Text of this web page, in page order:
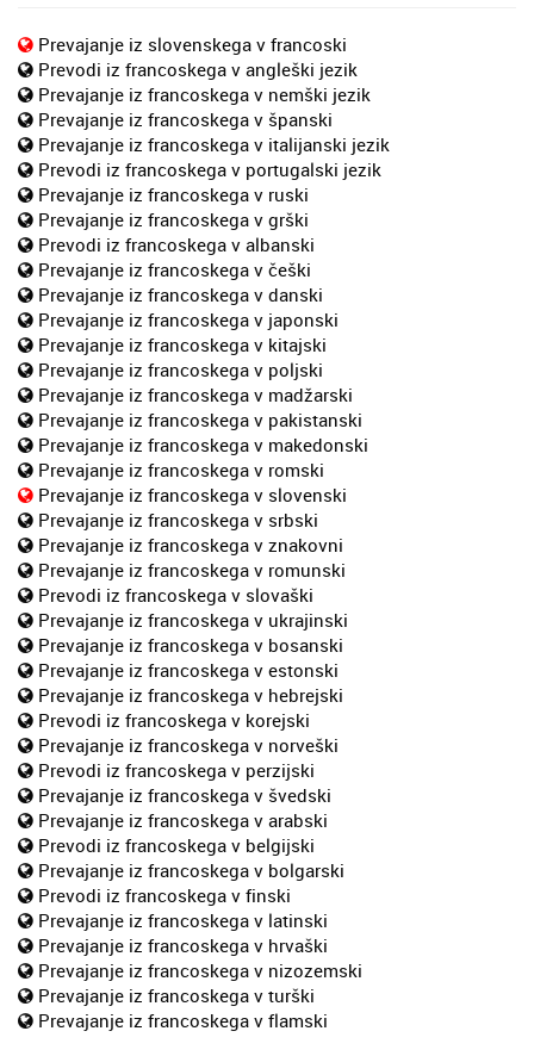
Prevajanje iz slovenskega v francoski
Prevodi iz francoskega v angleški jezik
Prevajanje iz francoskega v nemški jezik
Prevajanje iz francoskega v španski
Prevajanje iz francoskega v italijanski jezik
Prevodi iz francoskega v portugalski jezik
Prevajanje iz francoskega v ruski
Prevajanje iz francoskega v grški
Prevodi iz francoskega v albanski
Prevajanje iz francoskega v češki
Prevajanje iz francoskega v danski
Prevajanje iz francoskega v japonski
Prevajanje iz francoskega v kitajski
Prevajanje iz francoskega v poljski
Prevajanje iz francoskega v madžarski
Prevajanje iz francoskega v pakistanski
Prevajanje iz francoskega v makedonski
Prevajanje iz francoskega v romski
Prevajanje iz francoskega v slovenski
Prevajanje iz francoskega v srbski
Prevajanje iz francoskega v znakovni
Prevajanje iz francoskega v romunski
Prevodi iz francoskega v slovaški
Prevajanje iz francoskega v ukrajinski
Prevajanje iz francoskega v bosanski
Prevajanje iz francoskega v estonski
Prevajanje iz francoskega v hebrejski
Prevodi iz francoskega v korejski
Prevajanje iz francoskega v norveški
Prevodi iz francoskega v perzijski
Prevajanje iz francoskega v švedski
Prevajanje iz francoskega v arabski
Prevodi iz francoskega v belgijski
Prevajanje iz francoskega v bolgarski
Prevodi iz francoskega v finski
Prevajanje iz francoskega v latinski
Prevajanje iz francoskega v hrvaški
Prevajanje iz francoskega v nizozemski
Prevajanje iz francoskega v turški
Prevajanje iz francoskega v flamski